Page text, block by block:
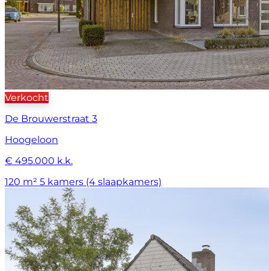
Verkocht
De Brouwerstraat 3
Hoogeloon
€ 495.000 k.k.
120 m² 5 kamers (4 slaapkamers)